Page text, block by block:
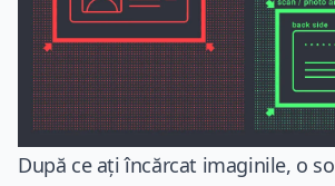
După ce ați încărcat imaginile, o